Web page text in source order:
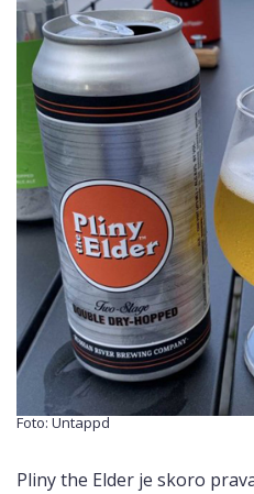
Foto: Untappd
Pliny the Elder je skoro